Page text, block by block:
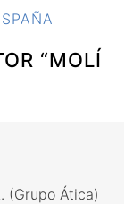
“MOLÍ
(Grupo Ática)